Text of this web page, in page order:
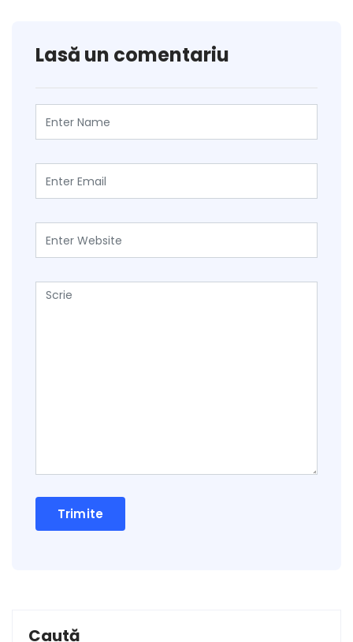
Lasă un comentariu
Caută